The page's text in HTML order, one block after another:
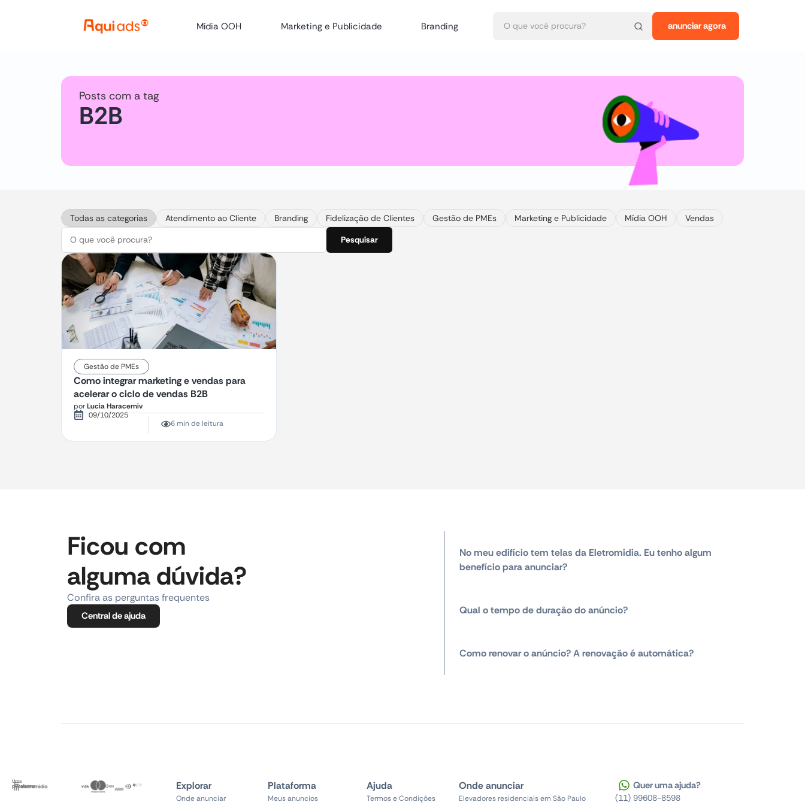
Mídia OOH Marketing e Publicidade Branding anunciar agora
Posts com a tag
B2B
Todas as categorias Atendimento ao Cliente Branding Fidelização de Clientes Gestão de PMEs Marketing e Publicidade Mídia OOH
Vendas
Pesquisar
Gestão de PMEs
Como integrar marketing e vendas para
acelerar o ciclo de vendas B2B
porLucia Haracemiv
09/10/2025
6 min de leitura
Ficou com
alguma dúvida?
Confira as perguntas frequentes
Central de ajuda
No meu edifício tem telas da Eletromidia. Eu tenho algum
benefício para anunciar?
Qual o tempo de duração do anúncio?
Como renovar o anúncio? A renovação é automática?
Uma
plataforma
Explorar
Onde anunciar
Plataforma
Meus anuncios
Ajuda
Termos e Condições
Onde anunciar
Elevadores residenciais em São Paulo
Quer uma ajuda?
(11) 99608-8598